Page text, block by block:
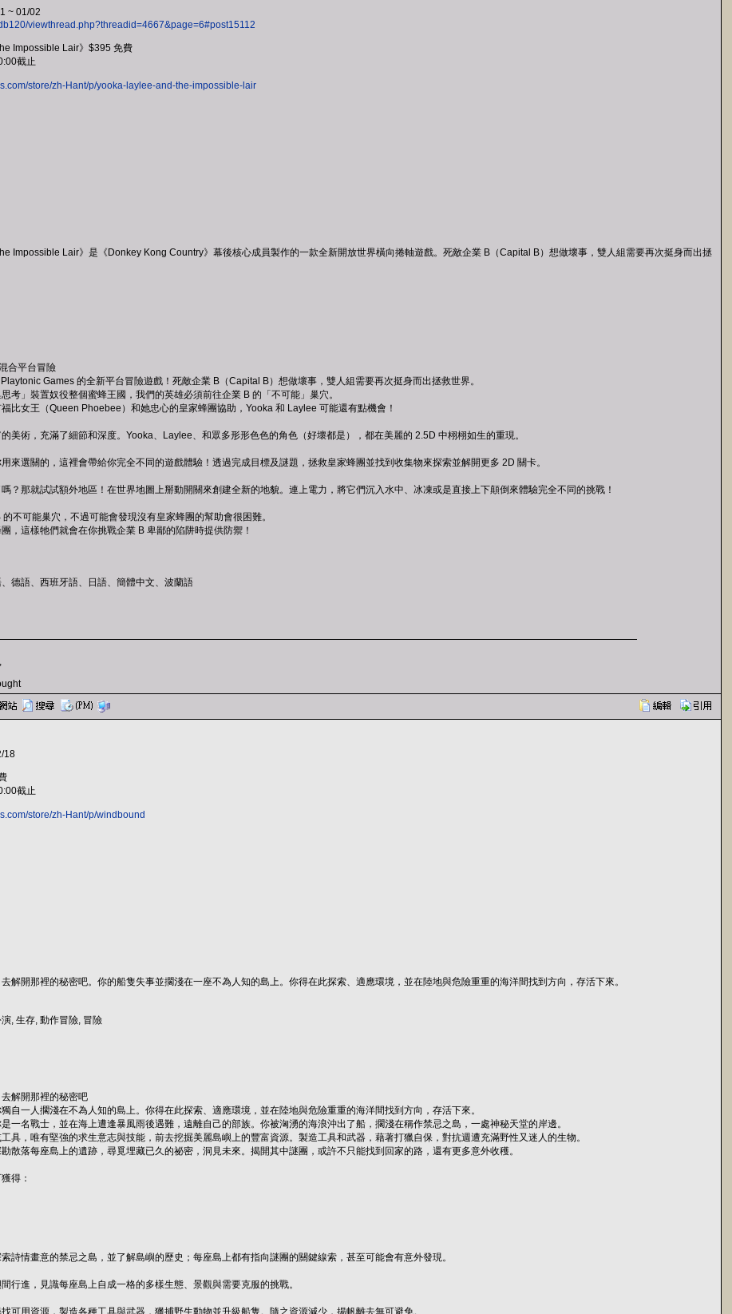
~ 01/02
viewthread.php?threadid=4667&page=6#post15112
Impossible Lair》$395 免費
截止
store/zh-Hant/p/yooka-laylee-and-the-impossible-lair
Impossible Lair》是《Donkey Kong Country》幕後核心成員製作的一款全新開放世界橫向捲軸遊戲。死敵企業 B（Capital B）想做壞事，雙人組需要再次挺身而出拯
合平台冒險
Games 的全新平台冒險遊戲！死敵企業 B（Capital B）想做壞事，雙人組需要再次挺身而出拯救世界。
考」裝置奴役整個蜜蜂王國，我們的英雄必須前往企業 B 的「不可能」巢穴。
比女王（Queen Phoebee）和她忠心的皇家蜂團協助，Yooka 和 Laylee 可能還有點機會！
美術，充滿了細節和深度。Yooka、Laylee、和眾多形形色色的角色（好壞都是），都在美麗的 2.5D 中栩栩如生的重現。
來選關的，這裡會帶給你完全不同的遊戲體驗！透過完成目標及謎題，拯救皇家蜂團並找到收集物來探索並解開更多 2D 關卡。
？那就試試額外地區！在世界地圖上掰動開關來創建全新的地貌。連上電力，將它們沉入水中、冰凍或是直接上下顛倒來體驗完全不同的挑戰！
不可能巢穴，不過可能會發現沒有皇家蜂團的幫助會很困難。
，這樣牠們就會在你挑戰企業 B 卑鄙的陷阱時提供防禦！
德語、西班牙語、日語、簡體中文、波蘭語
18
截止
store/zh-Hant/p/windbound
解開那裡的秘密吧。你的船隻失事並擱淺在一座不為人知的島上。你得在此探索、適應環境，並在陸地與危險重重的海洋間找到方向，存活下來。
, 生存, 動作冒險, 冒險
解開那裡的秘密吧
自一人擱淺在不為人知的島上。你得在此探索、適應環境，並在陸地與危險重重的海洋間找到方向，存活下來。
一名戰士，並在海上遭逢暴風雨後遇難，遠離自己的部族。你被洶湧的海浪沖出了船，擱淺在稱作禁忌之島，一處神秘天堂的岸邊。
具，唯有堅強的求生意志與技能，前去挖掘美麗島嶼上的豐富資源。製造工具和武器，藉著打獵自保，對抗週遭充滿野性又迷人的生物。
散落每座島上的遺跡，尋覓埋藏已久的祕密，洞見未來。揭開其中謎團，或許不只能找到回家的路，還有更多意外收穫。
得：
詩情畫意的禁忌之島，並了解島嶼的歷史；每座島上都有指向謎團的關鍵線索，甚至可能會有意外發現。
行進，見識每座島上自成一格的多樣生態、景觀與需要克服的挑戰。
可用資源，製造各種工具與武器，獵捕野生動物並升級船隻。隨之資源減少，揚帆離去無可避免。